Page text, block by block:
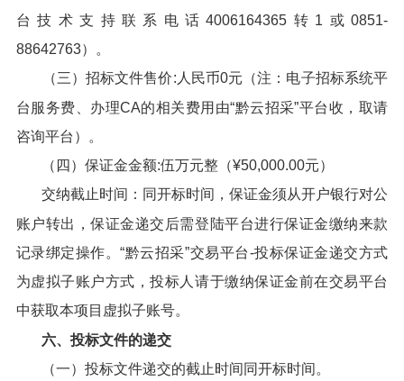
台技术支持联系电话4006164365转1或0851-
88642763）。
（三）招标文件售价:人民币0元（注：电子招标系统平
台服务费、办理CA的相关费用由“黔云招采”平台收，取请
咨询平台）。
（四）保证金金额:伍万元整（¥50,000.00元）
交纳截止时间：同开标时间，保证金须从开户银行对公
账户转出，保证金递交后需登陆平台进行保证金缴纳来款
记录绑定操作。“黔云招采”交易平台-投标保证金递交方式
为虚拟子账户方式，投标人请于缴纳保证金前在交易平台
中获取本项目虚拟子账号。
六、投标文件的递交
（一）投标文件递交的截止时间同开标时间。